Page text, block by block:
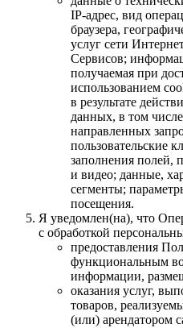
IP-адрес, вид
браузера,
услуг сети
Сервисов;
получаемая при
использованием
в результате
данных, в том
направленных
пользовательские
заполнения полей,
и видео; данные,
сегменты;
посещения.
Я уведомлен(на), что
с обработкой
предоставления
функциональным
информации,
оказания услуг,
товаров,
(или) арендатором